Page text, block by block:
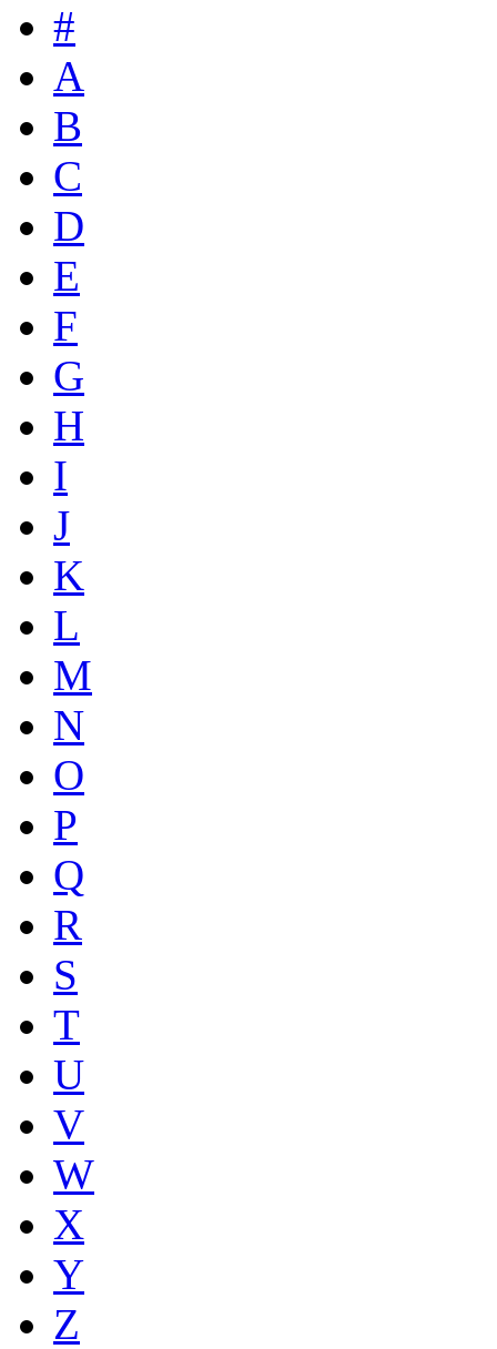
#
A
B
C
D
E
F
G
H
I
J
K
L
M
N
O
P
Q
R
S
T
U
V
W
X
Y
Z